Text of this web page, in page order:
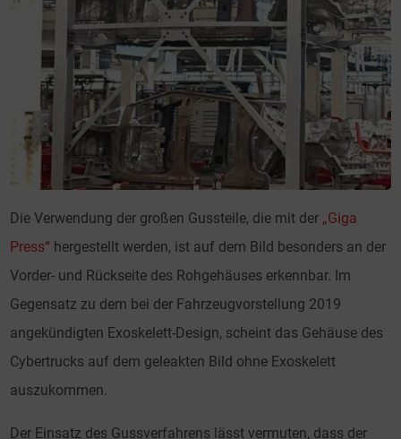
Die Verwendung der großen Gussteile, die mit der „Giga
Press“ hergestellt werden, ist auf dem Bild besonders an der
Vorder- und Rückseite des Rohgehäuses erkennbar. Im
Gegensatz zu dem bei der Fahrzeugvorstellung 2019
angekündigten Exoskelett-Design, scheint das Gehäuse des
Cybertrucks auf dem geleakten Bild ohne Exoskelett
auszukommen.
Der Einsatz des Gussverfahrens lässt vermuten, dass der